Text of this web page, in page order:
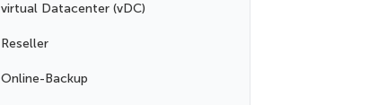
virtual Datacenter (vDC)
Reseller
Online-Backup